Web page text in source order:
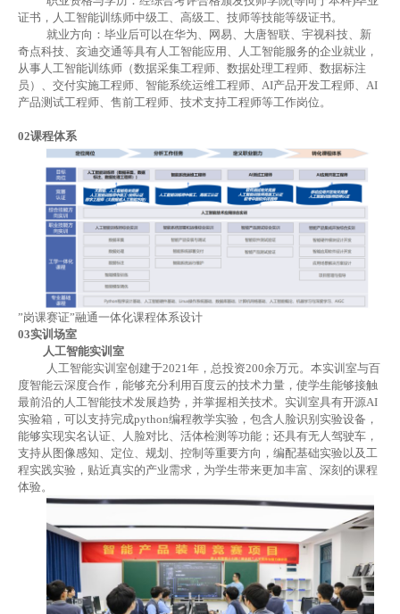
证书，人工智能训练师中级工、高级工、技师等技能等级证书。
就业方向：毕业后可以在华为、网易、大唐智联、宇视科技、新
奇点科技、亥迪交通等具有人工智能应用、人工智能服务的企业就业，
从事人工智能训练师（数据采集工程师、数据处理工程师、数据标注
员）、交付实施工程师、智能系统运维工程师、 AI产品开发工程师、AI
产品测试工程师、售前工程师、技术支持工程师等工作岗位。
02课程体系
”岗课赛证”融通一体化课程体系设计
03实训场室
人工智能实训室
人工智能实训室创建于2021年， 总投资200余万元。本实训室与百
度智能云深度合作，能够充分利用百度云的技术力量，使学生能够接触
最前沿的人工智能技术发展趋势，并掌握相关技术。实训室具有开源AI
实验箱， 可以支持完成python编程教学实验，包含人脸识别实验设备，
能够实现实名认证、人脸对比、活体检测等功能；还具有无人驾驶车，
支持从图像感知、定位、规划、控制等重要方向，编配基础实验以及工
程实践实验，贴近真实的产业需求，为学生带来更加丰富、深刻的课程
体验。